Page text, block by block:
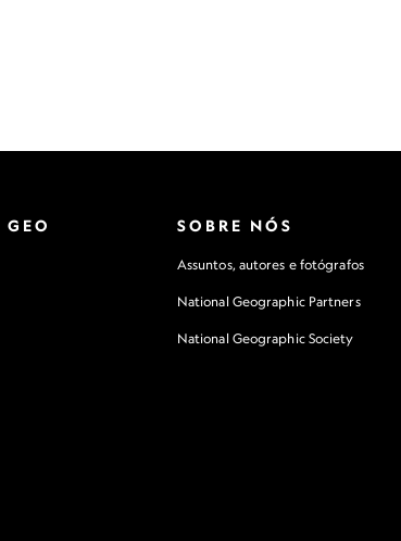
GEO SOBRE NÓS
Assuntos, autores e fotógrafos
National Geographic Partners
National Geographic Society